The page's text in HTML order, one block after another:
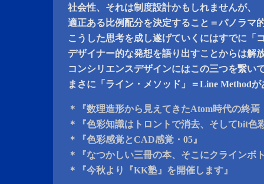
社会性、それは制度設計かもしれませんが、
適正ある比例配分を決定すること＝パノラマ
こうした思考を成し遂げていくにはすでに「
デザイナー的な発想を語り出すことからは解
コンシリエンスデザインにはこの三つを繋い
まさに「ライン・メソッド」＝Line Method
＊『数理造形から見えてきたAtom時代の終
＊『色彩知識はトロントで消去、そしてbit色
＊『色彩感覚とCAD感覚・05』
＊『なつかしい三冊の本、そこにクラインボ
＊『今秋より『KK塾』を開催します』